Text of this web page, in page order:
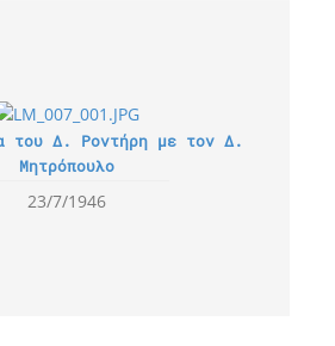
του Δ. Ροντήρη με τον Δ.
Μητρόπουλο
23/7/1946